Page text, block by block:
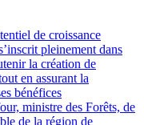
de croissance
pleinement dans
la création de
en assurant la
bénéfices
ministre des Forêts, de
de la région de